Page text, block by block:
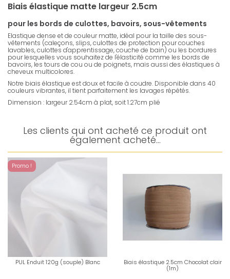
Biais élastique matte largeur 2.5cm
pour les bords de culottes, bavoirs, sous-vêtements
Elastique dense et de couleur matte, idéal pour la taille des sous-
vêtements (caleçons, slips, culottes de protection pour couches
lavables, culottes d'apprentissage, couche de bain) ou les bordures
pour lesquelles vous souhaitez de l'élasticité comme les bords de
bavoirs, les tours de cou ou de poignets, mais aussi des élastiques à
cheveux multicolores.
Notre biais élastique est doux et facile à coudre. Disponible dans 40
couleurs vibrantes, il tient parfaitement les lavages répétés.
Dimension : largeur 2.54cm à plat, soit 1.27cm plié
Les clients qui ont acheté ce produit ont
également acheté...
Promo !
PUL Enduit 120g (souple) Blanc Biais élastique 2.5cm Chocolat clair
(1m)